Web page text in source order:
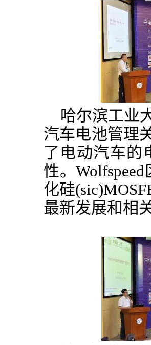
哈尔滨工业
汽车电池管理
了电动汽车的
性。W
化硅(sic)
最新发展和相